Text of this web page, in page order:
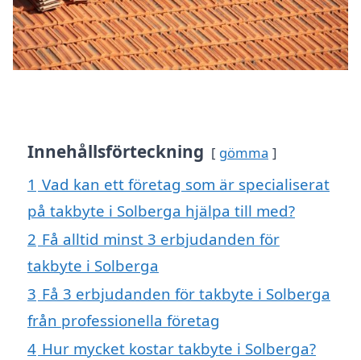
Innehållsförteckning gömma
1 Vad kan ett företag som är specialiserat
på takbyte i Solberga hjälpa till med?
2 Få alltid minst 3 erbjudanden för
takbyte i Solberga
3 Få 3 erbjudanden för takbyte i Solberga
från professionella företag
4 Hur mycket kostar takbyte i Solberga?